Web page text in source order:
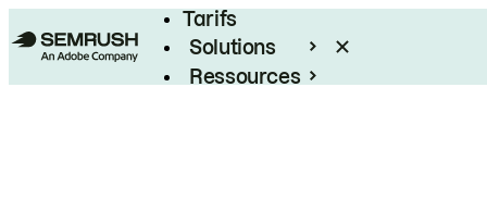
Tarifs
Solutions
Ressources